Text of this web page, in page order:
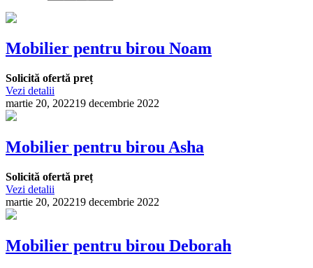
Mobilier pentru birou Noam
Solicită ofertă preț
Vezi detalii
martie 20, 202219 decembrie 2022
Mobilier pentru birou Asha
Solicită ofertă preț
Vezi detalii
martie 20, 202219 decembrie 2022
Mobilier pentru birou Deborah